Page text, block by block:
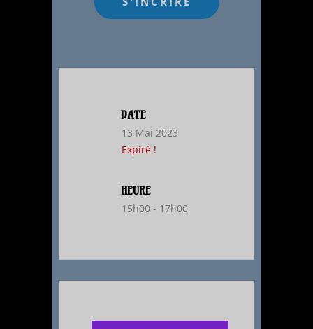
DATE
13 Mai 2023
Expiré !
HEURE
15h00 - 17h00